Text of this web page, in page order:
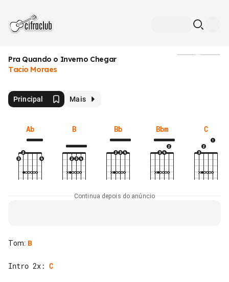
Pra Quando o Inverno Chegar
Tacio Moraes
Principal Mais
Ab B Bb Bbm C
Continua depois do anúncio
Tom: B
Intro 2x: C